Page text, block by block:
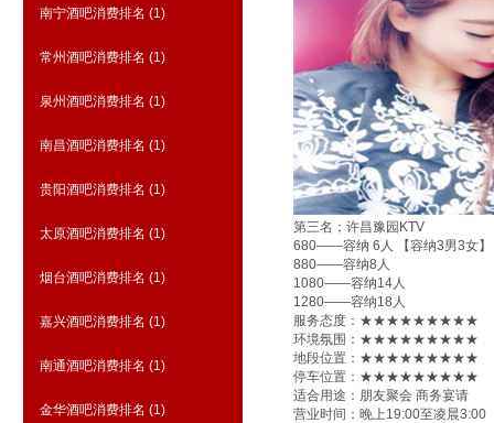
南宁酒吧消费排名 (1)
常州酒吧消费排名 (1)
泉州酒吧消费排名 (1)
南昌酒吧消费排名 (1)
贵阳酒吧消费排名 (1)
太原酒吧消费排名 (1)
烟台酒吧消费排名 (1)
嘉兴酒吧消费排名 (1)
南通酒吧消费排名 (1)
金华酒吧消费排名 (1)
第三名；许昌豫园KTV
680——容纳 6人 【容纳3男3女】
880——容纳8人
1080——容纳14人
1280——容纳18人
服务态度：★★★★★★★★★
环境氛围：★★★★★★★★★
地段位置：★★★★★★★★★
停车位置：★★★★★★★★★
适合用途：朋友聚会 商务宴请
营业时间：晚上19:00至凌晨3:00